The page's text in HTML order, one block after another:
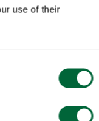
use of their
Bryggeristol
Obehandlad teak inkl. rostfri skruvsats